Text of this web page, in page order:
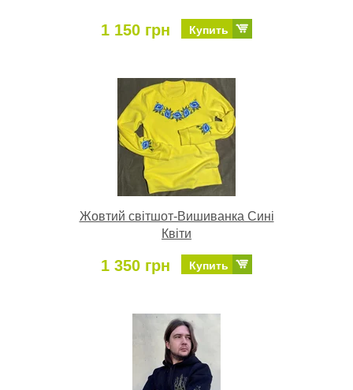
1 150 грн Купить
Жовтий світшот-Вишиванка Сині
Квіти
1 350 грн Купить